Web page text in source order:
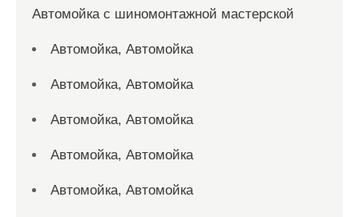
Автомойка с шиномонтажной мастерской
Автомойка, Автомойка
Автомойка, Автомойка
Автомойка, Автомойка
Автомойка, Автомойка
Автомойка, Автомойка